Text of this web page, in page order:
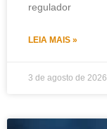
regulador
LEIA MAIS »
3 de agosto de 2026